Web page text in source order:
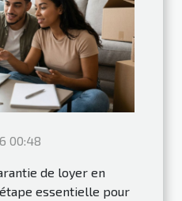
00:48
de loyer en
essentielle pour